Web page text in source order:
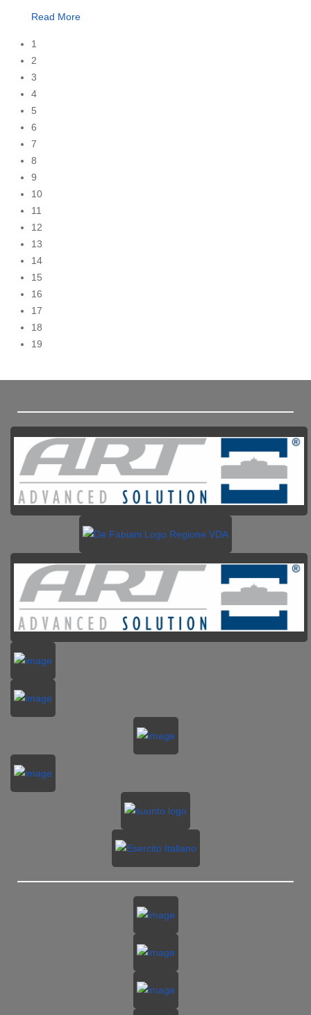
Read More
1
2
3
4
5
6
7
8
9
10
11
12
13
14
15
16
17
18
19